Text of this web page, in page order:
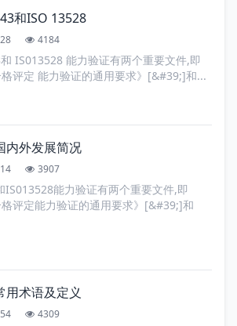
和ISO 13528
4184
IS013528 能力验证有两个重要文件,即
评定 能力验证的通用要求》[&#39;]和...
内外发展简况
3907
IS013528能力验证有两个重要文件,即
评定能力验证的通用要求》[&#39;]和
用术语及定义
4309